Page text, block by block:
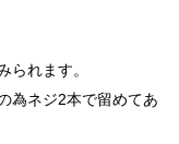
られます。
為ネジ2本で留めてあ